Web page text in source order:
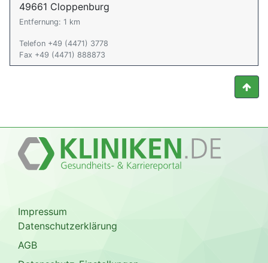
49661 Cloppenburg
Entfernung: 1 km
Telefon +49 (4471) 3778
Fax +49 (4471) 888873
Impressum
Datenschutzerklärung
AGB